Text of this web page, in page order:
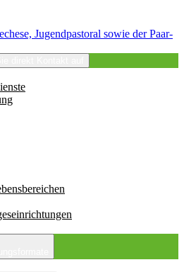
Jugendpastoral sowie der Paar-